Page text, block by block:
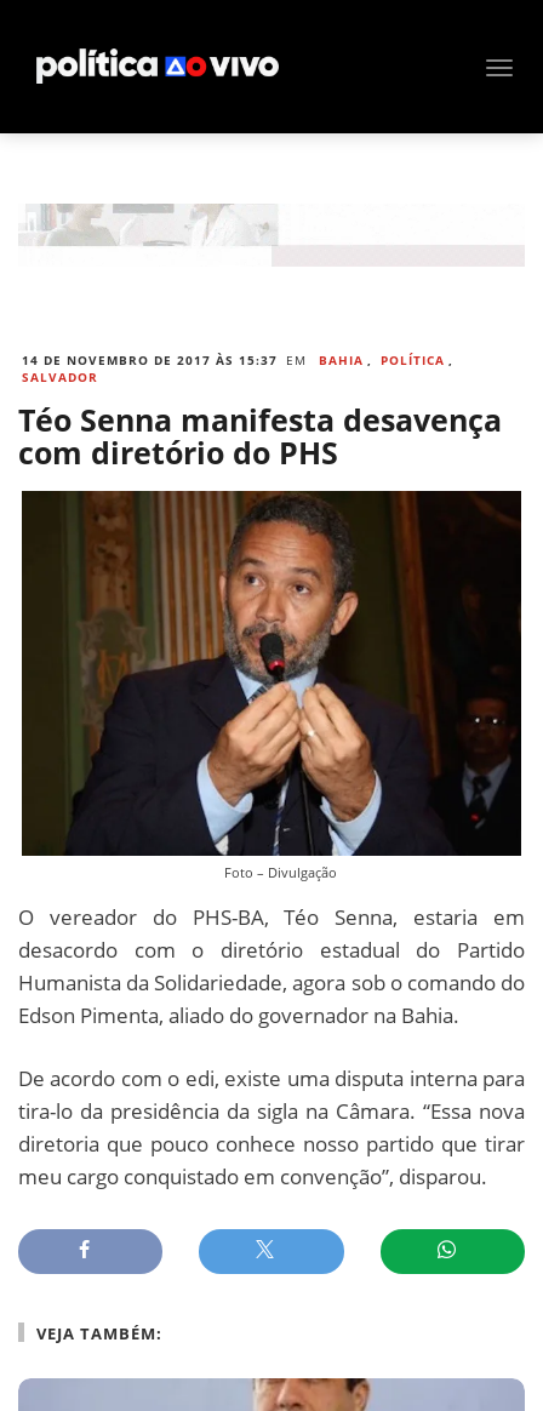
14 DE NOVEMBRO DE 2017 ÀS 15:37 EM BAHIA , POLÍTICA ,
SALVADOR
Téo Senna manifesta desavença
com diretório do PHS
Foto – Divulgação
O vereador do PHS-BA, Téo Senna, estaria em
desacordo com o diretório estadual do Partido
Humanista da Solidariedade, agora sob o comando do
Edson Pimenta, aliado do governador na Bahia.
De acordo com o edi, existe uma disputa interna para
tira-lo da presidência da sigla na Câmara. “Essa nova
diretoria que pouco conhece nosso partido que tirar
meu cargo conquistado em convenção”, disparou.
VEJA TAMBÉM: